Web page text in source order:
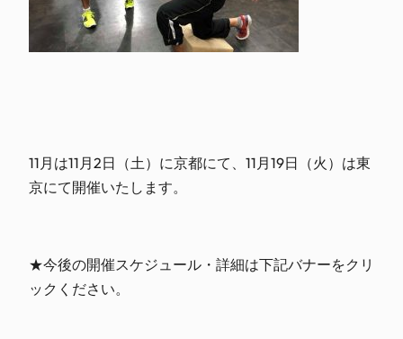
11月は11月2日（土）に京都にて、11月19日（火）は東
京にて開催いたします。
★今後の開催スケジュール・詳細は下記バナーをクリ
ックください。